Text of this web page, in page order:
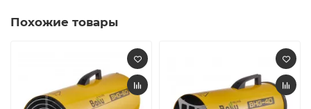
Похожие товары